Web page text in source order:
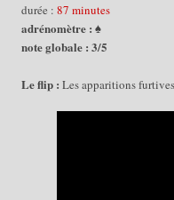
durée : 87 minutes
adrénomètre : ♠
note globale : 3/5
Le flip : Les apparitions